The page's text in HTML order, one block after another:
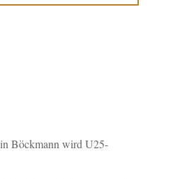
Böckmann wird U25-